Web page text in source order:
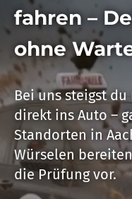
fahren –
ohne
Bei uns steigst
direkt ins Auto –
Standorten in
Würselen
die Prüfung vor.